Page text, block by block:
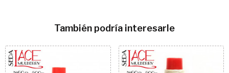
También podría interesarle